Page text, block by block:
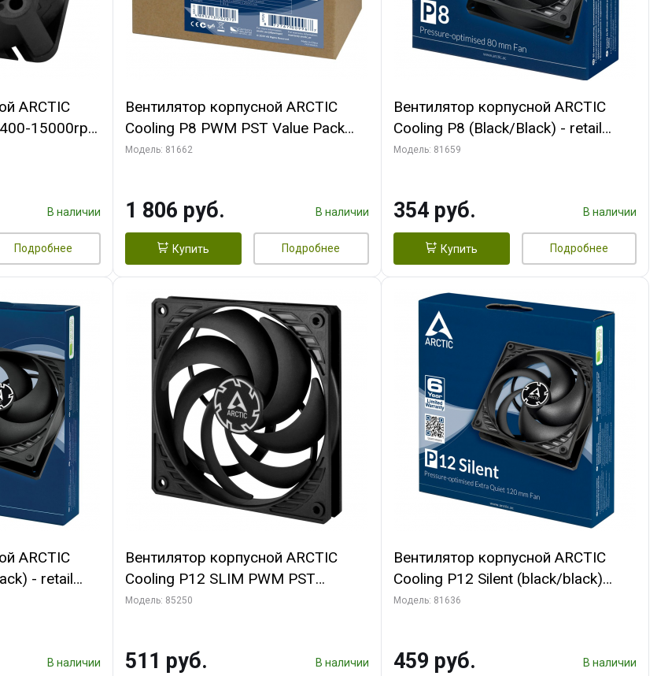
ARCTIC
15000rpm
В наличии
Подробнее
Вентилятор корпусной ARCTIC
Cooling P8 PWM PST Value Pack
(Black/Black) - retail
Модель: 81662
1 806 руб. В наличии
Купить Подробнее
Вентилятор корпусной ARCTIC
Cooling P8 (Black/Black) - retail
(ACFAN00147A) (701990)
Модель: 81659
354 руб. В наличии
Купить Подробнее
ARCTIC
- retail
{56}
В наличии
Вентилятор корпусной ARCTIC
Cooling P12 SLIM PWM PST
(ACFAN00187A) (703130)
Модель: 85250
511 руб. В наличии
Вентилятор корпусной ARCTIC
Cooling P12 Silent (black/black)
(ACFAN00130A)
Модель: 81636
459 руб. В наличии